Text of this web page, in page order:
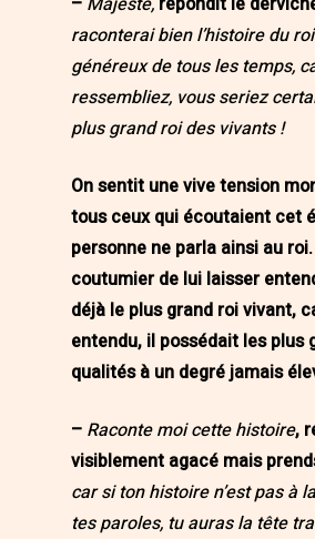
raconterai bien l’histoire du
généreux de tous les temps,
ressembliez, vous seriez
plus grand roi des vivants !
On sentit une vive tension
tous ceux qui écoutaient cet
personne ne parla ainsi au
coutumier de lui laisser
déjà le plus grand roi vivant,
entendu, il possédait les plus
qualités à un degré jamais
– Raconte moi cette histoire,
visiblement agacé mais
car si ton histoire n’est pas à
tes paroles, tu auras la tête